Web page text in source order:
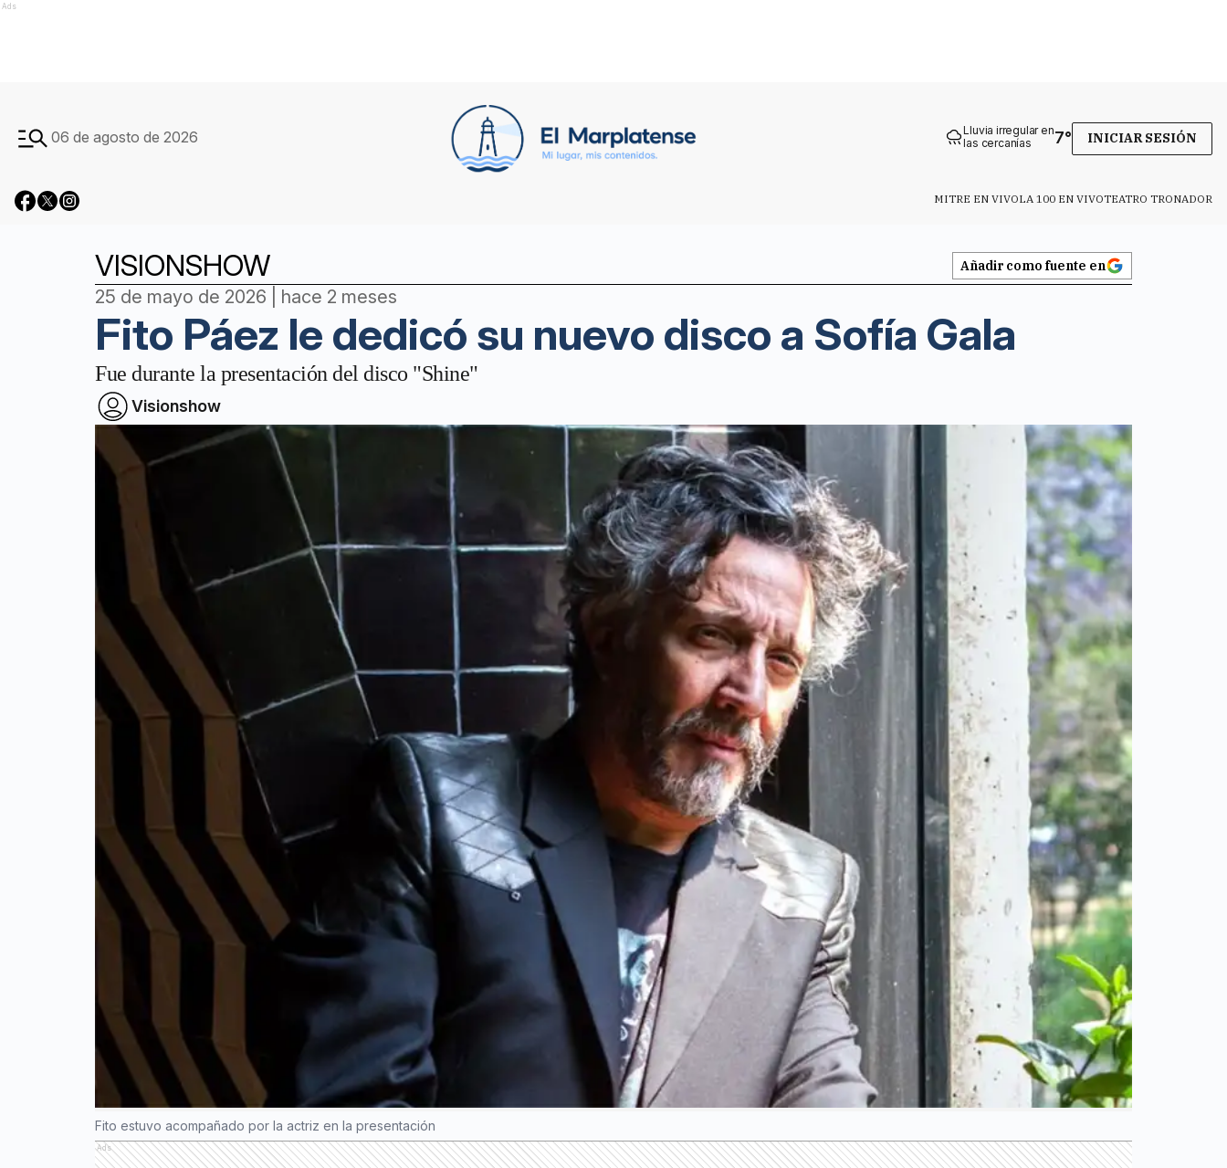
Ads
06 de agosto de 2026
Lluvia irregular en
las cercanías
7° INICIAR SESIÓN
MITRE EN VIVOLA 100 EN VIVOTEATRO TRONADOR
VISIONSHOW Añadir como fuente en
25 de mayo de 2026 | hace 2 meses
Fito Páez le dedicó su nuevo disco a Sofía Gala
Fue durante la presentación del disco "Shine"
Visionshow
Fito estuvo acompañado por la actriz en la presentación
Ads